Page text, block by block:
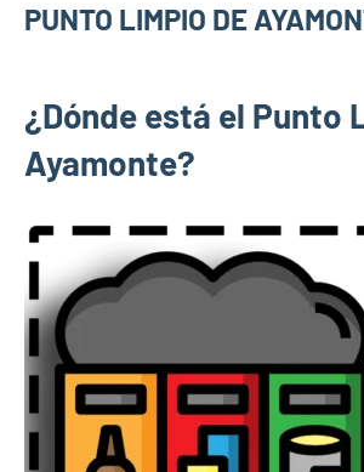
PUNTO LIMPIO DE
limpios en
municipios
de Huelva
2024
¿Dónde está el Punto
Ayamonte?